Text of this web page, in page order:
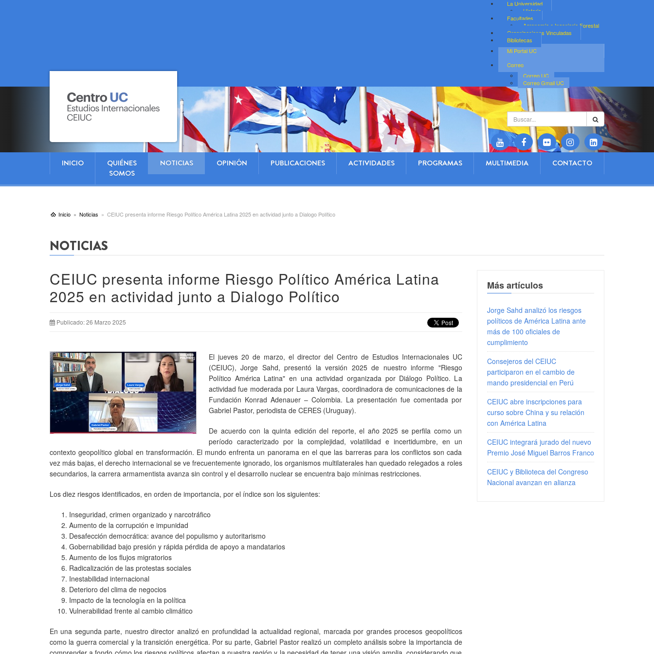
La Universidad
Historia
Facultades
Agronomía e Ingeniería Forestal
Organizaciones Vinculadas
Bibliotecas
Mi Portal UC
Correo
Correo UC
Correo Gmail UC
Buscar...
INICIO
QUIÉNES
SOMOS
NOTICIAS OPINIÓN PUBLICACIONES ACTIVIDADES PROGRAMAS MULTIMEDIA CONTACTO
Inicio Noticias CEIUC presenta informe Riesgo Político América Latina 2025 en actividad junto a Dialogo Político
NOTICIAS
CEIUC presenta informe Riesgo Político América Latina
2025 en actividad junto a Dialogo Político
Publicado: 26 Marzo 2025
El jueves 20 de marzo, el director del Centro de Estudios Internacionales UC
(CEIUC), Jorge Sahd, presentó la versión 2025 de nuestro informe "Riesgo
Político América Latina" en una actividad organizada por Diálogo Político. La
actividad fue moderada por Laura Vargas, coordinadora de comunicaciones de la
Fundación Konrad Adenauer – Colombia. La presentación fue comentada por
Gabriel Pastor, periodista de CERES (Uruguay).
De acuerdo con la quinta edición del reporte, el año 2025 se perfila como un
período caracterizado por la complejidad, volatilidad e incertidumbre, en un
contexto geopolítico global en transformación. El mundo enfrenta un panorama en el que las barreras para los conflictos son cada
vez más bajas, el derecho internacional se ve frecuentemente ignorado, los organismos multilaterales han quedado relegados a roles
secundarios, la carrera armamentista avanza sin control y el desarrollo nuclear se encuentra bajo mínimas restricciones.
Los diez riesgos identificados, en orden de importancia, por el índice son los siguientes:
Inseguridad, crimen organizado y narcotráfico
Aumento de la corrupción e impunidad
Desafección democrática: avance del populismo y autoritarismo
Gobernabilidad bajo presión y rápida pérdida de apoyo a mandatarios
Aumento de los flujos migratorios
Radicalización de las protestas sociales
Inestabilidad internacional
Deterioro del clima de negocios
Impacto de la tecnología en la política
Vulnerabilidad frente al cambio climático
En una segunda parte, nuestro director analizó en profundidad la actualidad regional, marcada por grandes procesos geopolíticos
como la guerra comercial y la transición energética. Por su parte, Gabriel Pastor realizó un completo análisis sobre la importancia de
Más artículos
Jorge Sahd analizó los riesgos
políticos de América Latina ante
más de 100 oficiales de
cumplimiento
Consejeros del CEIUC
participaron en el cambio de
mando presidencial en Perú
CEIUC abre inscripciones para
curso sobre China y su relación
con América Latina
CEIUC integrará jurado del nuevo
Premio José Miguel Barros Franco
CEIUC y Biblioteca del Congreso
Nacional avanzan en alianza